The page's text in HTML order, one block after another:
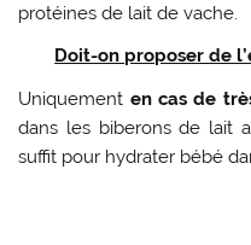
protéines de lait de vache.
Doit-on proposer de
Uniquement en cas de
dans les biberons de lait
suffit pour hydrater bébé